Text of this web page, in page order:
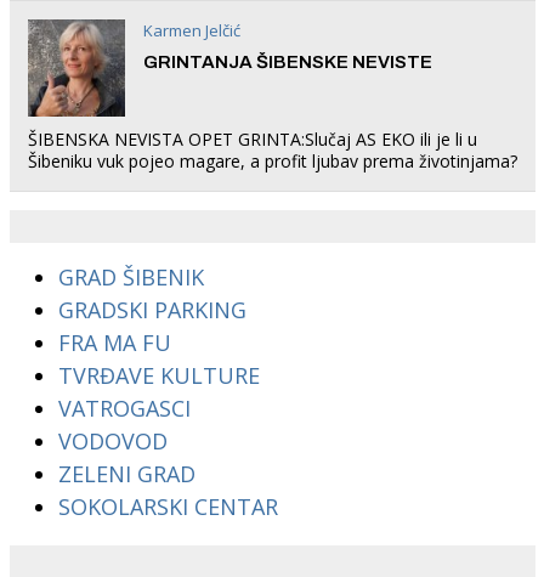
Karmen Jelčić
GRINTANJA ŠIBENSKE NEVISTE
ŠIBENSKA NEVISTA OPET GRINTA:Slučaj AS EKO ili je li u
Šibeniku vuk pojeo magare, a profit ljubav prema životinjama?
GRAD ŠIBENIK
GRADSKI PARKING
FRA MA FU
TVRĐAVE KULTURE
VATROGASCI
VODOVOD
ZELENI GRAD
SOKOLARSKI CENTAR